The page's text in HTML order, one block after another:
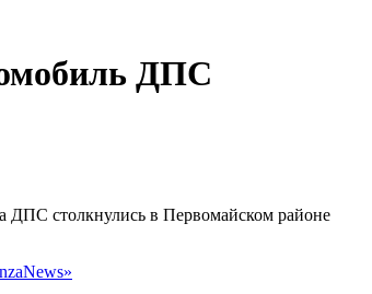
ДПС
ДПС столкнулись в Первомайском районе